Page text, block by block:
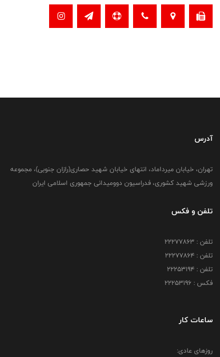
آدرس
تهران، خیابان میرداماد، انتهای خیابان شهید حصاری(رازان جنوبی)، مجموعه
ورزشی شهید کشوری، فدراسیون دوومیدانی جمهوری اسلامی ایران
تلفن و فکس
تلفن : 22277863
تلفن : 22277864
تلفن : 22253194
فکس : 22253196
ساعات کار
روزهای عادی: